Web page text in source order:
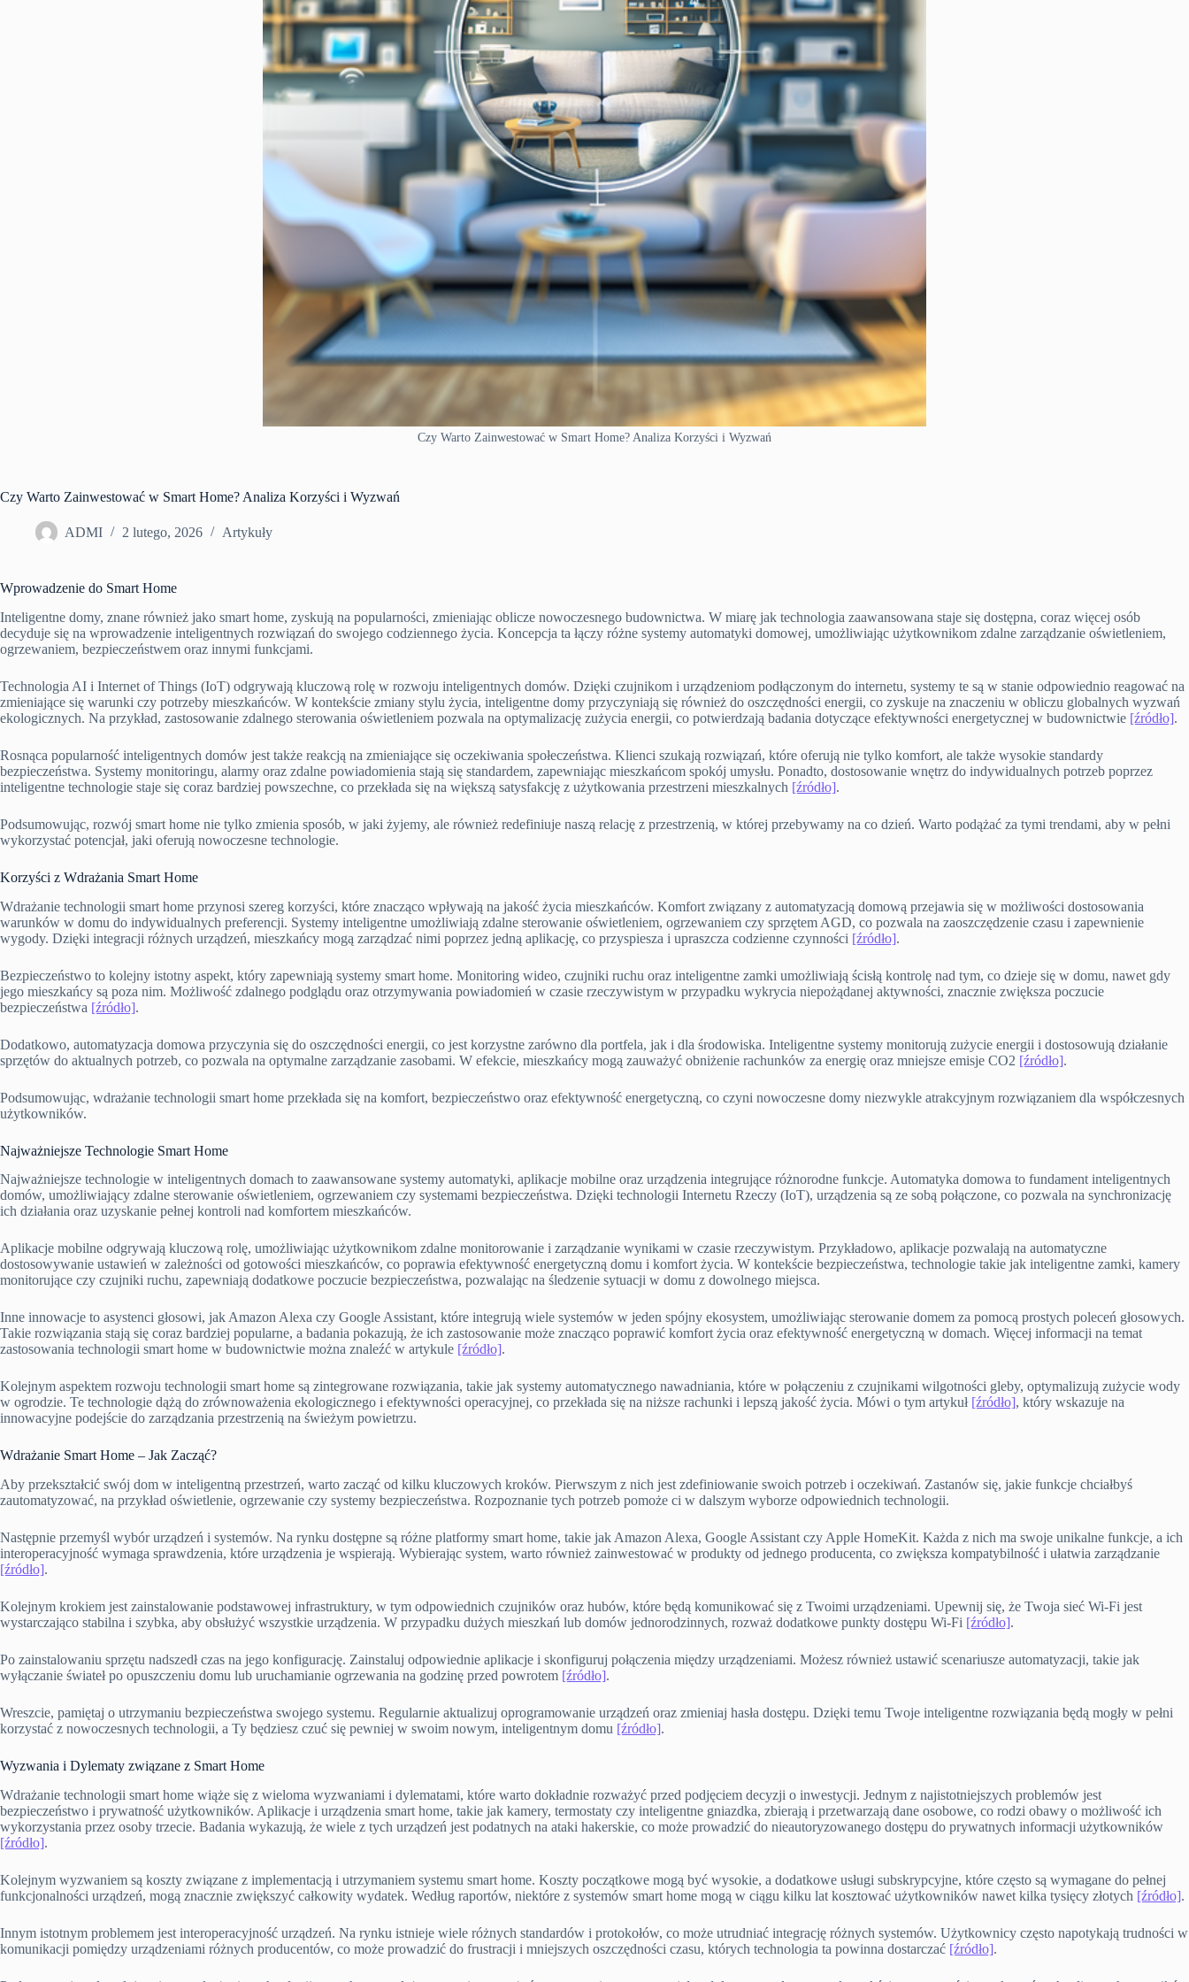
Czy Warto Zainwestować w Smart Home? Analiza Korzyści i Wyzwań
Czy Warto Zainwestować w Smart Home? Analiza Korzyści i Wyzwań
ADMI 2 lutego, 2026 Artykuły
Wprowadzenie do Smart Home
Inteligentne domy, znane również jako smart home, zyskują na popularności, zmieniając oblicze nowoczesnego budownictwa. W miarę jak technologia zaawansowana staje się dostępna, coraz więcej osób
decyduje się na wprowadzenie inteligentnych rozwiązań do swojego codziennego życia. Koncepcja ta łączy różne systemy automatyki domowej, umożliwiając użytkownikom zdalne zarządzanie oświetleniem,
ogrzewaniem, bezpieczeństwem oraz innymi funkcjami.
Technologia AI i Internet of Things (IoT) odgrywają kluczową rolę w rozwoju inteligentnych domów. Dzięki czujnikom i urządzeniom podłączonym do internetu, systemy te są w stanie odpowiednio reagować na
zmieniające się warunki czy potrzeby mieszkańców. W kontekście zmiany stylu życia, inteligentne domy przyczyniają się również do oszczędności energii, co zyskuje na znaczeniu w obliczu globalnych wyzwań
ekologicznych. Na przykład, zastosowanie zdalnego sterowania oświetleniem pozwala na optymalizację zużycia energii, co potwierdzają badania dotyczące efektywności energetycznej w budownictwie [źródło].
Rosnąca popularność inteligentnych domów jest także reakcją na zmieniające się oczekiwania społeczeństwa. Klienci szukają rozwiązań, które oferują nie tylko komfort, ale także wysokie standardy
bezpieczeństwa. Systemy monitoringu, alarmy oraz zdalne powiadomienia stają się standardem, zapewniając mieszkańcom spokój umysłu. Ponadto, dostosowanie wnętrz do indywidualnych potrzeb poprzez
inteligentne technologie staje się coraz bardziej powszechne, co przekłada się na większą satysfakcję z użytkowania przestrzeni mieszkalnych [źródło].
Podsumowując, rozwój smart home nie tylko zmienia sposób, w jaki żyjemy, ale również redefiniuje naszą relację z przestrzenią, w której przebywamy na co dzień. Warto podążać za tymi trendami, aby w pełni
wykorzystać potencjał, jaki oferują nowoczesne technologie.
Korzyści z Wdrażania Smart Home
Wdrażanie technologii smart home przynosi szereg korzyści, które znacząco wpływają na jakość życia mieszkańców. Komfort związany z automatyzacją domową przejawia się w możliwości dostosowania
warunków w domu do indywidualnych preferencji. Systemy inteligentne umożliwiają zdalne sterowanie oświetleniem, ogrzewaniem czy sprzętem AGD, co pozwala na zaoszczędzenie czasu i zapewnienie
wygody. Dzięki integracji różnych urządzeń, mieszkańcy mogą zarządzać nimi poprzez jedną aplikację, co przyspiesza i upraszcza codzienne czynności [źródło].
Bezpieczeństwo to kolejny istotny aspekt, który zapewniają systemy smart home. Monitoring wideo, czujniki ruchu oraz inteligentne zamki umożliwiają ścisłą kontrolę nad tym, co dzieje się w domu, nawet gdy
jego mieszkańcy są poza nim. Możliwość zdalnego podglądu oraz otrzymywania powiadomień w czasie rzeczywistym w przypadku wykrycia niepożądanej aktywności, znacznie zwiększa poczucie
bezpieczeństwa [źródło].
Dodatkowo, automatyzacja domowa przyczynia się do oszczędności energii, co jest korzystne zarówno dla portfela, jak i dla środowiska. Inteligentne systemy monitorują zużycie energii i dostosowują działanie
sprzętów do aktualnych potrzeb, co pozwala na optymalne zarządzanie zasobami. W efekcie, mieszkańcy mogą zauważyć obniżenie rachunków za energię oraz mniejsze emisje CO2 [źródło].
Podsumowując, wdrażanie technologii smart home przekłada się na komfort, bezpieczeństwo oraz efektywność energetyczną, co czyni nowoczesne domy niezwykle atrakcyjnym rozwiązaniem dla współczesnych
użytkowników.
Najważniejsze Technologie Smart Home
Najważniejsze technologie w inteligentnych domach to zaawansowane systemy automatyki, aplikacje mobilne oraz urządzenia integrujące różnorodne funkcje. Automatyka domowa to fundament inteligentnych
domów, umożliwiający zdalne sterowanie oświetleniem, ogrzewaniem czy systemami bezpieczeństwa. Dzięki technologii Internetu Rzeczy (IoT), urządzenia są ze sobą połączone, co pozwala na synchronizację
ich działania oraz uzyskanie pełnej kontroli nad komfortem mieszkańców.
Aplikacje mobilne odgrywają kluczową rolę, umożliwiając użytkownikom zdalne monitorowanie i zarządzanie wynikami w czasie rzeczywistym. Przykładowo, aplikacje pozwalają na automatyczne
dostosowywanie ustawień w zależności od gotowości mieszkańców, co poprawia efektywność energetyczną domu i komfort życia. W kontekście bezpieczeństwa, technologie takie jak inteligentne zamki, kamery
monitorujące czy czujniki ruchu, zapewniają dodatkowe poczucie bezpieczeństwa, pozwalając na śledzenie sytuacji w domu z dowolnego miejsca.
Inne innowacje to asystenci głosowi, jak Amazon Alexa czy Google Assistant, które integrują wiele systemów w jeden spójny ekosystem, umożliwiając sterowanie domem za pomocą prostych poleceń głosowych.
Takie rozwiązania stają się coraz bardziej popularne, a badania pokazują, że ich zastosowanie może znacząco poprawić komfort życia oraz efektywność energetyczną w domach. Więcej informacji na temat
zastosowania technologii smart home w budownictwie można znaleźć w artykule [źródło].
Kolejnym aspektem rozwoju technologii smart home są zintegrowane rozwiązania, takie jak systemy automatycznego nawadniania, które w połączeniu z czujnikami wilgotności gleby, optymalizują zużycie wody
w ogrodzie. Te technologie dążą do zrównoważenia ekologicznego i efektywności operacyjnej, co przekłada się na niższe rachunki i lepszą jakość życia. Mówi o tym artykuł [źródło], który wskazuje na
innowacyjne podejście do zarządzania przestrzenią na świeżym powietrzu.
Wdrażanie Smart Home – Jak Zacząć?
Aby przekształcić swój dom w inteligentną przestrzeń, warto zacząć od kilku kluczowych kroków. Pierwszym z nich jest zdefiniowanie swoich potrzeb i oczekiwań. Zastanów się, jakie funkcje chciałbyś
zautomatyzować, na przykład oświetlenie, ogrzewanie czy systemy bezpieczeństwa. Rozpoznanie tych potrzeb pomoże ci w dalszym wyborze odpowiednich technologii.
Następnie przemyśl wybór urządzeń i systemów. Na rynku dostępne są różne platformy smart home, takie jak Amazon Alexa, Google Assistant czy Apple HomeKit. Każda z nich ma swoje unikalne funkcje, a ich
interoperacyjność wymaga sprawdzenia, które urządzenia je wspierają. Wybierając system, warto również zainwestować w produkty od jednego producenta, co zwiększa kompatybilność i ułatwia zarządzanie
[źródło].
Kolejnym krokiem jest zainstalowanie podstawowej infrastruktury, w tym odpowiednich czujników oraz hubów, które będą komunikować się z Twoimi urządzeniami. Upewnij się, że Twoja sieć Wi-Fi jest
wystarczająco stabilna i szybka, aby obsłużyć wszystkie urządzenia. W przypadku dużych mieszkań lub domów jednorodzinnych, rozważ dodatkowe punkty dostępu Wi-Fi [źródło].
Po zainstalowaniu sprzętu nadszedł czas na jego konfigurację. Zainstaluj odpowiednie aplikacje i skonfiguruj połączenia między urządzeniami. Możesz również ustawić scenariusze automatyzacji, takie jak
wyłączanie świateł po opuszczeniu domu lub uruchamianie ogrzewania na godzinę przed powrotem [źródło].
Wreszcie, pamiętaj o utrzymaniu bezpieczeństwa swojego systemu. Regularnie aktualizuj oprogramowanie urządzeń oraz zmieniaj hasła dostępu. Dzięki temu Twoje inteligentne rozwiązania będą mogły w pełni
korzystać z nowoczesnych technologii, a Ty będziesz czuć się pewniej w swoim nowym, inteligentnym domu [źródło].
Wyzwania i Dylematy związane z Smart Home
Wdrażanie technologii smart home wiąże się z wieloma wyzwaniami i dylematami, które warto dokładnie rozważyć przed podjęciem decyzji o inwestycji. Jednym z najistotniejszych problemów jest
bezpieczeństwo i prywatność użytkowników. Aplikacje i urządzenia smart home, takie jak kamery, termostaty czy inteligentne gniazdka, zbierają i przetwarzają dane osobowe, co rodzi obawy o możliwość ich
wykorzystania przez osoby trzecie. Badania wykazują, że wiele z tych urządzeń jest podatnych na ataki hakerskie, co może prowadzić do nieautoryzowanego dostępu do prywatnych informacji użytkowników
[źródło].
Kolejnym wyzwaniem są koszty związane z implementacją i utrzymaniem systemu smart home. Koszty początkowe mogą być wysokie, a dodatkowe usługi subskrypcyjne, które często są wymagane do pełnej
funkcjonalności urządzeń, mogą znacznie zwiększyć całkowity wydatek. Według raportów, niektóre z systemów smart home mogą w ciągu kilku lat kosztować użytkowników nawet kilka tysięcy złotych [źródło].
Innym istotnym problemem jest interoperacyjność urządzeń. Na rynku istnieje wiele różnych standardów i protokołów, co może utrudniać integrację różnych systemów. Użytkownicy często napotykają trudności w
komunikacji pomiędzy urządzeniami różnych producentów, co może prowadzić do frustracji i mniejszych oszczędności czasu, których technologia ta powinna dostarczać [źródło].